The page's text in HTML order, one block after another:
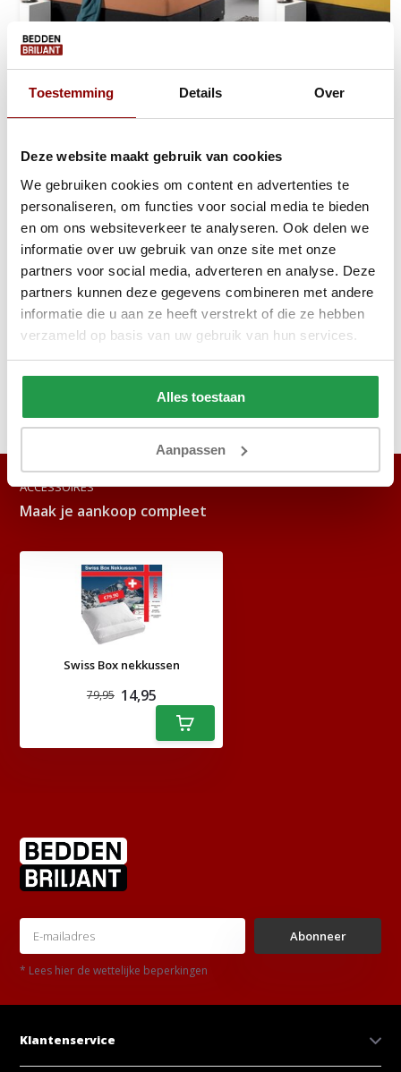
Toestemming Details Over
Deze website maakt gebruik van cookies
We gebruiken cookies om content en advertenties te
personaliseren, om functies voor social media te bieden
en om ons websiteverkeer te analyseren. Ook delen we
informatie over uw gebruik van onze site met onze
partners voor social media, adverteren en analyse. Deze
partners kunnen deze gegevens combineren met andere
informatie die u aan ze heeft verstrekt of die ze hebben
verzameld op basis van uw gebruik van hun services.
Alles toestaan
Aanpassen
Dubbel Jersey Matras
23,95
Dubbel Jersey
29,95
Reviews
Delen
ACCESSOIRES
Maak je aankoop compleet
Swiss Box nekkussen
79,95 14,95
Abonneer
* Lees hier de wettelijke beperkingen
Klantenservice